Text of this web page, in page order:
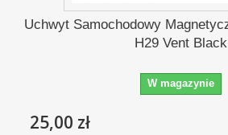
Uchwyt Samochodowy
H29 Vent Black
W magazynie
25,00 zł